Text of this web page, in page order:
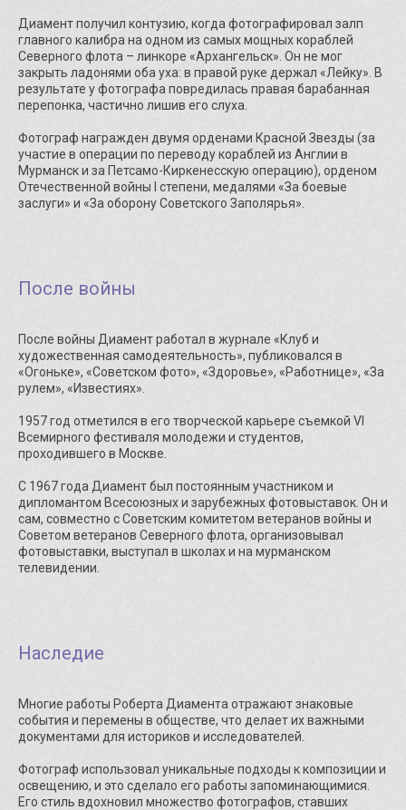
Диамент получил контузию, когда фотографировал залп
главного калибра на одном из самых мощных кораблей
Северного флота – линкоре «Архангельск». Он не мог
закрыть ладонями оба уха: в правой руке держал «Лейку». В
результате у фотографа повредилась правая барабанная
перепонка, частично лишив его слуха.
Фотограф награжден двумя орденами Красной Звезды (за
участие в операции по переводу кораблей из Англии в
Мурманск и за Петсамо-Киркенесскую операцию), орденом
Отечественной войны I степени, медалями «За боевые
заслуги» и «За оборону Советского Заполярья».
После войны
После войны Диамент работал в журнале «Клуб и
художественная самодеятельность», публиковался в
«Огоньке», «Советском фото», «Здоровье», «Работнице», «За
рулем», «Известиях».
1957 год отметился в его творческой карьере съемкой VI
Всемирного фестиваля молодежи и студентов,
проходившего в Москве.
С 1967 года Диамент был постоянным участником и
дипломантом Всесоюзных и зарубежных фотовыставок. Он и
сам, совместно с Советским комитетом ветеранов войны и
Советом ветеранов Северного флота, организовывал
фотовыставки, выступал в школах и на мурманском
телевидении.
Наследие
Многие работы Роберта Диамента отражают знаковые
события и перемены в обществе, что делает их важными
документами для историков и исследователей.
Фотограф использовал уникальные подходы к композиции и
освещению, и это сделало его работы запоминающимися.
Его стиль вдохновил множество фотографов, ставших